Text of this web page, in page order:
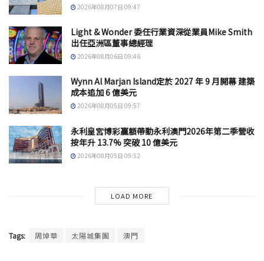
2026年08月07日 09:47
Light & Wonder 委任行業資深從業員Mike Smith
出任亞洲區董事總經理
2026年08月06日 09:46
Wynn Al Marjan Island定於 2027 年 9 月開幕 建築
成本追加 6 億美元
2026年08月05日 09:57
永利皇宮博彩贏額帶動永利澳門2026年第二季營收
按年升 13.7% 突破 10 億美元
2026年08月05日 09:52
LOAD MORE
Tags: 周焯華 太陽城集團 澳門